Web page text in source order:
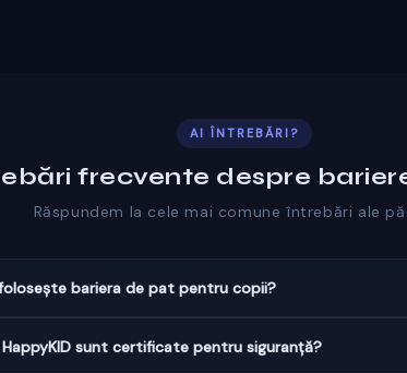
AI ÎNTREBĂRI?
frecvente despre
Răspundem la cele mai comune întrebări ale
bariera de pat pentru copii?
sunt certificate pentru siguranță?